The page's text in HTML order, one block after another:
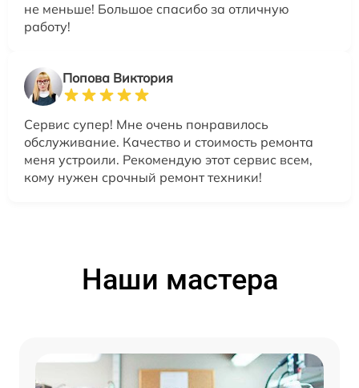
не меньше! Большое спасибо за отличную
работу!
Попова Виктория
Сервис супер! Мне очень понравилось
обслуживание. Качество и стоимость ремонта
меня устроили. Рекомендую этот сервис всем,
кому нужен срочный ремонт техники!
Наши мастера